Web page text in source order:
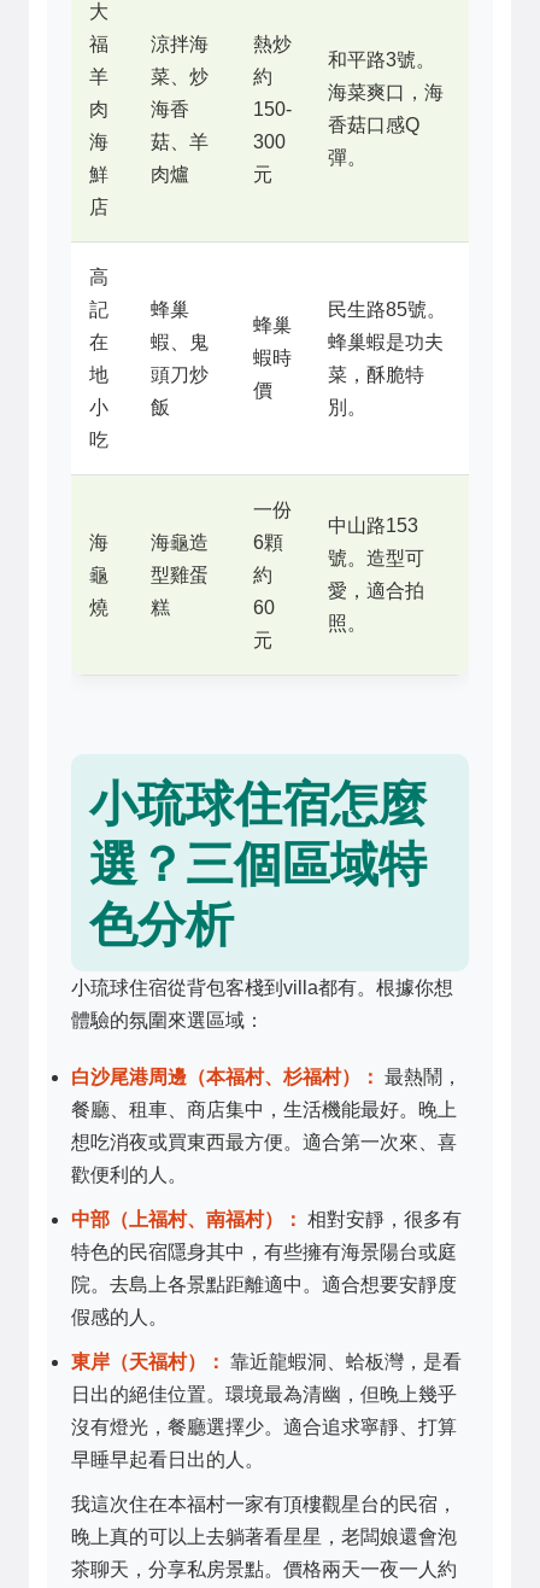
大
福
羊
肉
海
鮮
店
涼拌海
菜、炒
海香
菇、羊
肉爐
熱炒
約
150-
300
元
和平路3號。
海菜爽口，海
香菇口感Q
彈。
高
記
在
地
小
吃
蜂巢
蝦、鬼
頭刀炒
飯
蜂巢
蝦時
價
民生路85號。
蜂巢蝦是功夫
菜，酥脆特
別。
海
龜
燒
海龜造
型雞蛋
糕
一份
6顆
約
60
元
中山路153
號。造型可
愛，適合拍
照。
小琉球住宿怎麼
選？三個區域特
色分析
小琉球住宿從背包客棧到villa都有。根據你想
體驗的氛圍來選區域：
白沙尾港周邊（本福村、杉福村）： 最熱鬧，
餐廳、租車、商店集中，生活機能最好。晚上
想吃消夜或買東西最方便。適合第一次來、喜
歡便利的人。
中部（上福村、南福村）： 相對安靜，很多有
特色的民宿隱身其中，有些擁有海景陽台或庭
院。去島上各景點距離適中。適合想要安靜度
假感的人。
東岸（天福村）： 靠近龍蝦洞、蛤板灣，是看
日出的絕佳位置。環境最為清幽，但晚上幾乎
沒有燈光，餐廳選擇少。適合追求寧靜、打算
早睡早起看日出的人。
我這次住在本福村一家有頂樓觀星台的民宿，
晚上真的可以上去躺著看星星，老闆娘還會泡
茶聊天，分享私房景點。價格兩天一夜一人約